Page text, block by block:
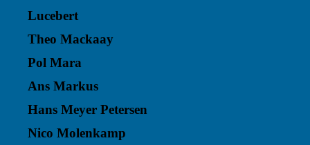
Lucebert
Theo Mackaay
Pol Mara
Ans Markus
Hans Meyer Petersen
Nico Molenkamp